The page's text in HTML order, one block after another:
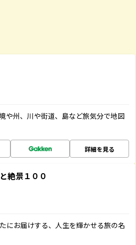
や州、川や街道、島など旅気分で地図
詳細を見る
絶景１００
にお届けする、人生を輝かせる旅の名